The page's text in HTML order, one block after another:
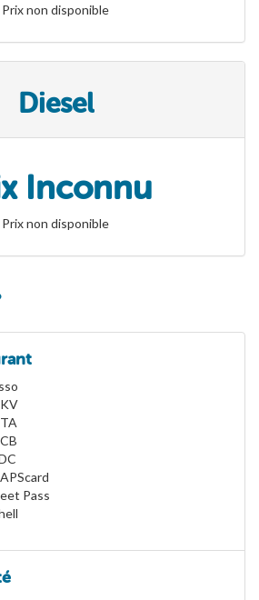
Prix non disponible
Diesel
Inconnu
Prix non disponible
Pass